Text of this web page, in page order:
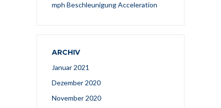
mph Beschleunigung Acceleration
ARCHIV
Januar 2021
Dezember 2020
November 2020